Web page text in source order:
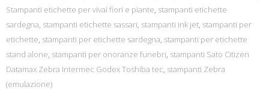
Stampanti etichette per vivai fiori e piante, stampanti etichette
sardegna, stampanti etichette sassari, stampanti ink jet, stampanti per
etichette, stampanti per etichette sardegna, stampanti per etichette
stand alone, stampanti per onoranze funebri, stampanti Sato Citizen
Datamax Zebra Intermec Godex Toshiba tec, stampanti Zebra
(emulazione)